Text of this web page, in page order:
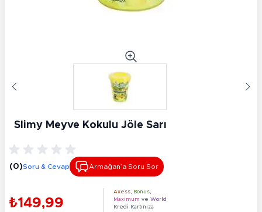
Slimy Meyve Kokulu Jöle Sarı
(0)Soru & Cevap Armağan’a Soru Sor
₺149,99
Axess Bonus
Maximum ve World
Kredi Kartınıza